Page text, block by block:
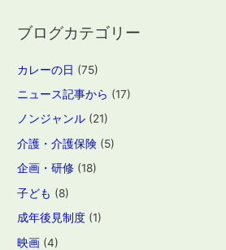
ブログカテゴリー
カレーの日 (75)
ニュース記事から (17)
ノンジャンル (21)
介護・介護保険 (5)
企画・研修 (18)
子ども (8)
成年後見制度 (1)
映画 (4)